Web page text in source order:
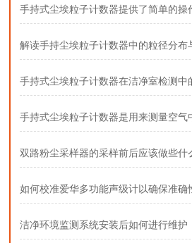
手持式尘埃粒子计数器提供了简单的操
解读手持尘埃粒子计数器中的粒径分布
手持式尘埃粒子计数器在洁净室检测中
手持式尘埃粒子计数器是用来测量空气
双路粉尘采样器的采样前后应该做些什
如何校准爱华多功能声级计以确保准确
洁净环境监测系统安装后如何进行维护